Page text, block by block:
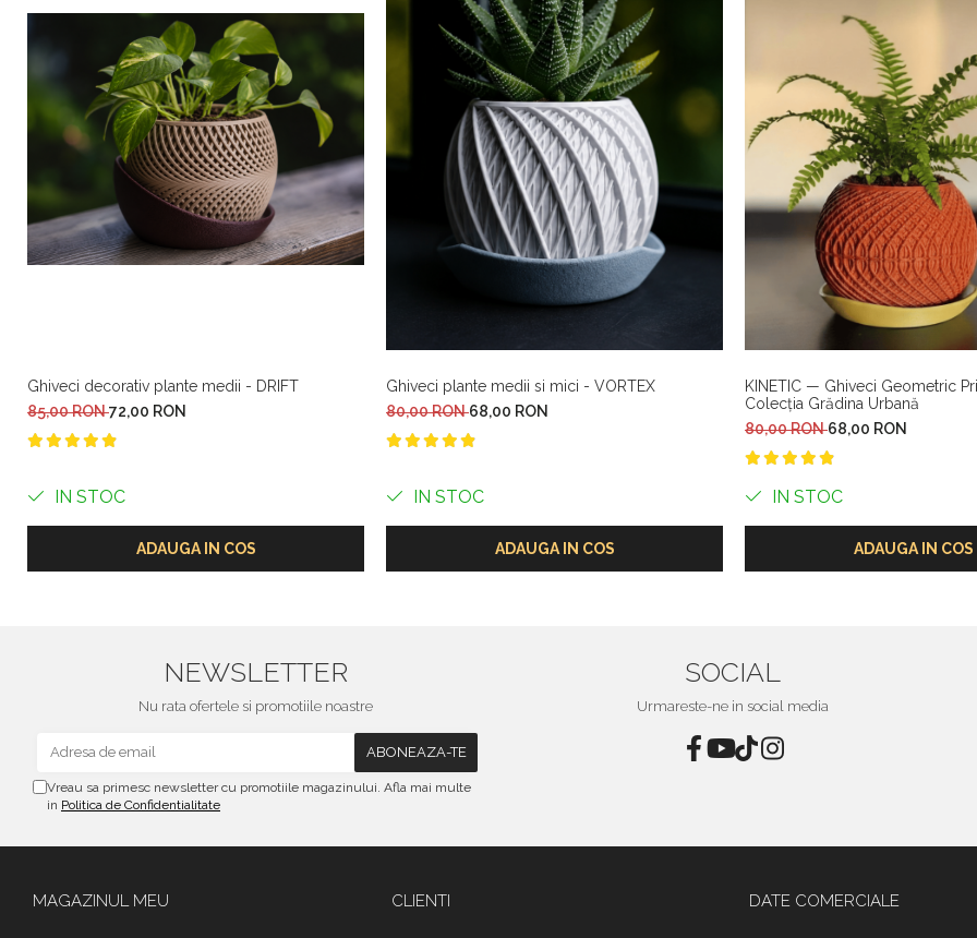
Ghiveci decorativ plante medii - DRIFT
85,00 RON72,00 RON
IN STOC
ADAUGA IN COS
Ghiveci plante medii si mici - VORTEX
80,00 RON68,00 RON
IN STOC
ADAUGA IN COS
KINETIC — Ghiveci Geometric
Colecția Grădina Urbană
80,00 RON68,00 RON
IN STOC
ADAUGA IN COS
NEWSLETTER
Nu rata ofertele si promotiile noastre
Vreau sa primesc newsletter cu promotiile magazinului. Afla mai multe
in Politica de Confidentialitate
SOCIAL
Urmareste-ne in social media
MAGAZINUL MEU CLIENTI DATE COMERCIALE